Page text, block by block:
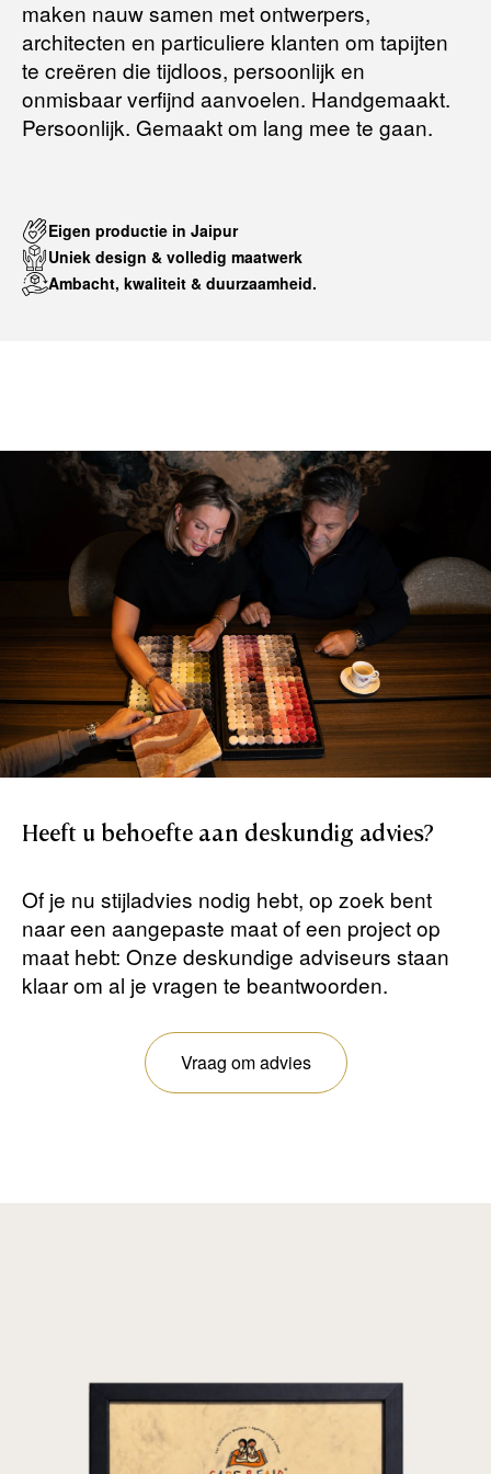
Terugbetalingsbeleid
maken nauw samen met ontwerpers,
architecten en particuliere klanten om tapijten
te creëren die tijdloos, persoonlijk en
onmisbaar verfijnd aanvoelen. Handgemaakt.
Persoonlijk. Gemaakt om lang mee te gaan.
Eigen productie in Jaipur
Uniek design & volledig maatwerk
Ambacht, kwaliteit & duurzaamheid.
Heeft u behoefte aan deskundig advies?
Of je nu stijladvies nodig hebt, op zoek bent
naar een aangepaste maat of een project op
maat hebt: Onze deskundige adviseurs staan ​​
klaar om al je vragen te beantwoorden.
Vraag om advies